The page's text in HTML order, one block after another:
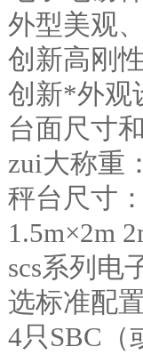
外型美观
创新高刚
创新*外观
台面尺寸
zui大称重
秤台尺寸
1.5m×2m
scs系列电
选标准配
4只SBC（